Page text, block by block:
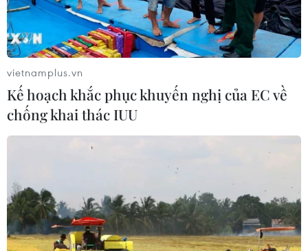
#Đại tướng Tô Lâm
#Phòng chống tội phạm
#Tỉnh ủy Điện Biên
#Tam giác vàng
#Buôn bán ma túy
#Công an tỉnh Điện Biên
Điện Biên
vietnamplus.vn
Kế hoạch khắc phục khuyến nghị của EC về
chống khai thác IUU